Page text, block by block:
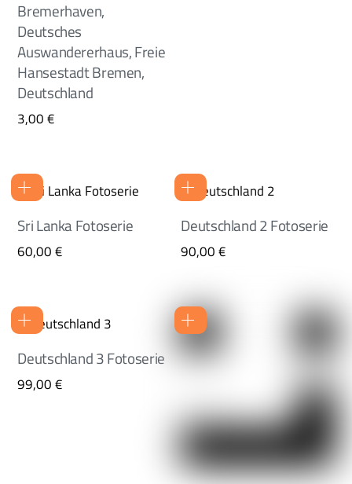
Bremerhaven,
Deutsches
Auswandererhaus, Freie
Hansestadt Bremen,
Deutschland
3,00€
Sri Lanka Fotoserie
60,00€
Deutschland 2 Fotoserie
90,00€
Deutschland 3 Fotoserie
99,00€